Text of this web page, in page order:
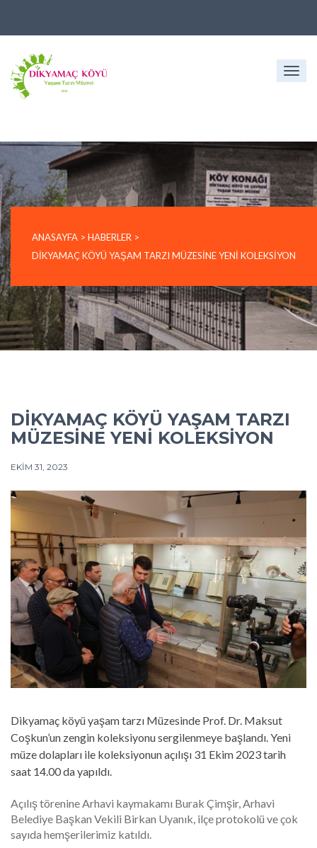
ANASAYFA > HABERLER >
DIKYAMAÇ KÖYÜ YAŞAM TARZI MÜZESINE YENI KOLEKSIYON
DIKYAMAÇ KÖYÜ YAŞAM TARZI
MÜZESINE YENI KOLEKSIYON
EKIM 31, 2023
Dikyamaç köyü yaşam tarzı Müzesinde Prof. Dr. Maksut
Coşkun’un zengin koleksiyonu sergilenmeye başlandı. Yeni
müze dolapları ile koleksiyonun açılışı 31 Ekim 2023 tarih
saat 14.00 da yapıldı.
Açılış törenine Arhavi kaymakamı Burak Çimşir, Arhavi
Belediye Başkan Vekili Birkan Uyanık, ilçe protokolü ve çok
sayıda hemşerilerimiz katıldı.